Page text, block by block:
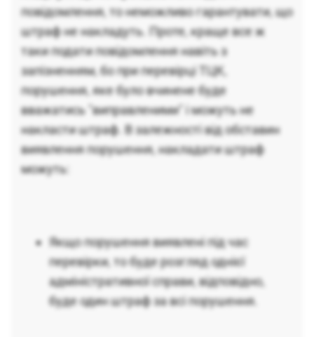
повідомлення, то неможливо гарантувати, що
штраф не накладуть. Проте, краще все ж
таки подати повідомлення навіть з
запізненням, бо при перевірці ТЦК,
порушення, яке було вчинене буде
вважатись "виправленими" і можуть не
накласти штраф. В залежності від обставин
виявлення порушення, накладати штраф
можуть:
Якщо порушення виявлені під час
перевірки, то буде розгляд однієї
адміністративної справи, відповідно,
буде один штраф за всі порушення.